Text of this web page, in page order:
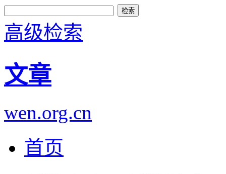
高级检索
文章
wen.org.cn
首页